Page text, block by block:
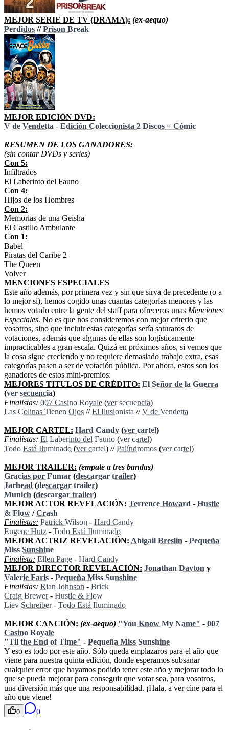
MEJOR SERIE DE TV (DRAMA): (ex-aequo)
Perdidos //Prison Break
MEJOR EDICIÓN DVD:
V de Vendetta - Edición Coleccionista 2 Discos + Cómic
RESUMEN DE LOS GANADORES:
(sin contar DVDs y series)
Con 5:
Infiltrados
El Laberinto del Fauno
Con 4:
Hijos de los Hombres
Con 2:
Memorias de una Geisha
El Castillo Ambulante
Con 1:
Babel
Piratas del Caribe 2
The Queen
Volver
MENCIONES ESPECIALES
Este año además, por primera vez y sin que sirva de precedente (o a
lo mejor sí), hemos cogido unas cuantas categorías menores y las
hemos votado entre la gente del staff para ofreceros unas Menciones
Especiales. No es que nos consideremos con mejor criterio que
vosotros, sino que incluir estas categorías sería saturaros de
votaciones, además que algunas de ellas son logísticamente
impracticables a gran escala. Quizá en próximos años, si vemos que
la cosa sigue creciendo y no requiere demasiado trabajo extra, esas
categorías pasen a ser de votación pública. Por ahora, estos son los
ganadores de estos mini-premios:
MEJORES TITULOS DE CRÉDITO: El Señor de la Guerra
(ver secuencia)
Finalistas: 007 Casino Royale (ver secuencia)
Las Colinas Tienen Ojos //El Ilusionista //V de Vendetta
MEJOR CARTEL: Hard Candy (ver cartel)
Finalistas: El Laberinto del Fauno (ver cartel)
Todo Está Iluminado (ver cartel) //Palíndromos (ver cartel)
MEJOR TRAILER: (empate a tres bandas)
Gracias por Fumar (descargar trailer)
Jarhead (descargar trailer)
Munich (descargar trailer)
MEJOR ACTOR REVELACIÓN: Terrence Howard - Hustle
& Flow /Crash
Finalistas: Patrick Wilson - Hard Candy
Eugene Hutz - Todo Está Iluminado
MEJOR ACTRIZ REVELACIÓN: Abigail Breslin - Pequeña
Miss Sunshine
Finalista: Ellen Page - Hard Candy
MEJOR DIRECTOR REVELACIÓN: Jonathan Dayton y
Valerie Faris - Pequeña Miss Sunshine
Finalistas: Rian Johnson - Brick
Craig Brewer- Hustle & Flow
Liev Schreiber- Todo Está Iluminado
MEJOR CANCIÓN: (ex-aequo) "You Know My Name" - 007
Casino Royale
"Til the End of Time" - Pequeña Miss Sunshine
Y eso es todo por este año. Sólo queda emplazaros para el año que
viene para nuestra quinta edición, donde esperamos subsanar
cualquier error que hayamos podido tener este año y mejorar todo lo
que se pueda mejorar para conseguir que votar sea, para vosotros,
una diversión más que una responsabilidad. ¡Hala, a ver cine para el
año que viene!
0 0